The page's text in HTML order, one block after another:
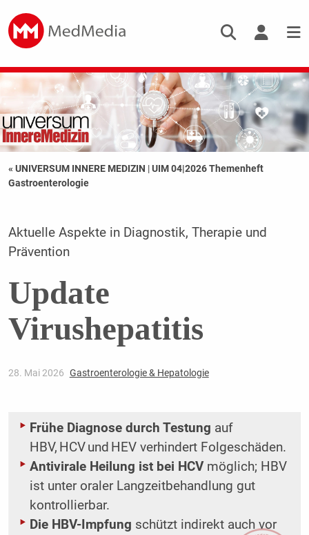
« UNIVERSUM INNERE MEDIZIN |UIM 04|2026 Themenheft
Gastroenterologie
Aktuelle Aspekte in Diagnostik, Therapie und
Prävention
Update
Virushepatitis
28. Mai 2026 Gastroenterologie & Hepatologie
Frühe Diagnose durch Testung auf
HBV, HCV und HEV verhindert Folgeschäden.
Antivirale Heilung ist bei HCVmöglich; HBV
ist unter oraler Langzeitbehandlung gut
kontrollierbar.
Die HBV-Impfung schützt indirekt auch vor